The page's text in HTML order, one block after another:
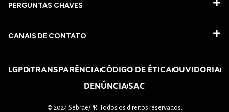
PERGUNTAS CHAVES​
CANAIS DE CONTATO
LGPDTRANSPARÊNCIACÓDIGO DE ÉTICAOUVIDORIA
DENÚNCIASAC
© 2024 Sebrae/PR. Todos os direitos reservados.